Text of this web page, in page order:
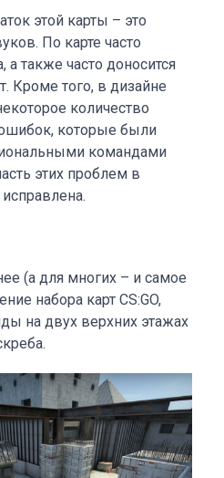
этой карты – это
По карте часто
также часто доносится
Кроме того, в дизайне
количество
которые были
командами
этих проблем в
(а для многих – и самое
набора карт CS:GO,
на двух верхних этажах